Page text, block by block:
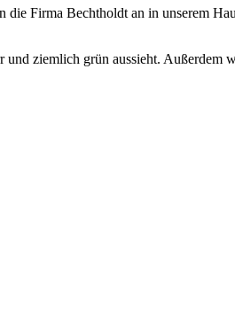
Firma Bechtholdt an in unserem
ziemlich grün aussieht. Außerdem